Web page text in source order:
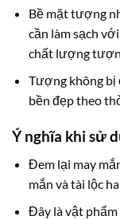
Bề mặt tượng
cần làm sạch
chất lượng
Tượng không bị
bền đẹp theo
Ý nghĩa khi sử
Đem lại may
mắn và tài lộc
Đây là vật phẩm